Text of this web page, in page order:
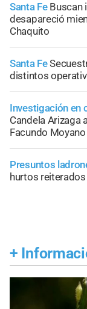
Santa Fe Buscan
desapareció
Chaquito
Santa Fe
distintos
Investigación en
Candela Arizaga
Facundo Moyano
Presuntos
hurtos reiterados
+